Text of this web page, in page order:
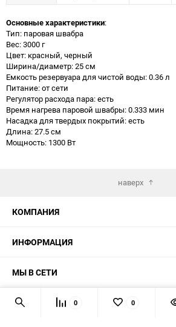
Основные характеристики:
Тип: паровая швабра
Вес: 3000 г
Цвет: красный, черный
Ширина/диаметр: 25 см
Емкость резервуара для чистой воды: 0.36 л
Питание: от сети
Регулятор расхода пара: есть
Время нагрева паровой швабры: 0.333 мин
Насадка для твердых покрытий: есть
Длина: 27.5 см
Мощность: 1300 Вт
наверх
КОМПАНИЯ
ИНФОРМАЦИЯ
МЫ В СЕТИ
КОНТАКТЫ 0 0